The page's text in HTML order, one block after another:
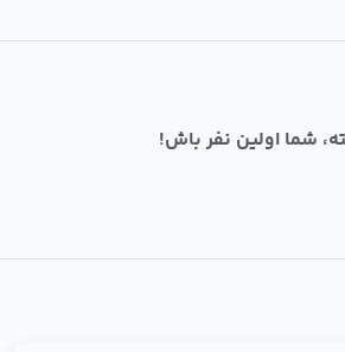
شما اولین نفر باش!